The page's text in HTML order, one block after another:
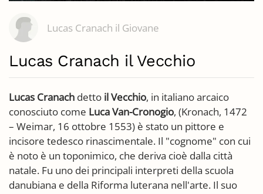
Lucas Cranach il Giovane
Lucas Cranach il Vecchio
Lucas Cranach detto il Vecchio, in italiano arcaico
conosciuto come Luca Van-Cronogio, (Kronach, 1472
– Weimar, 16 ottobre 1553) è stato un pittore e
incisore tedesco rinascimentale. Il "cognome" con cui
è noto è un toponimico, che deriva cioè dalla città
natale. Fu uno dei principali interpreti della scuola
danubiana e della Riforma luterana nell'arte. Il suo